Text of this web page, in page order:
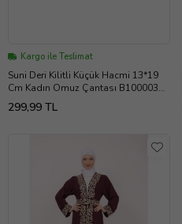
Kargo ile Teslimat
Suni Deri Kilitli Küçük Hacmi 13*19
Cm Kadın Omuz Çantası B100003
(Yeşil)
299,99 TL